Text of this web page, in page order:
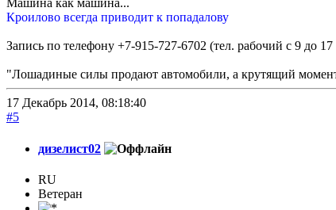
Машина как машина...
Кроилово всегда приводит к попадалову
Запись по телефону +7-915-727-6702 (тел. рабочий с 9 до
"Лошадиные силы продают автомобили, а крутящий
17 Декабрь 2014, 08:18:40
#5
дизелист02
RU
Ветеран